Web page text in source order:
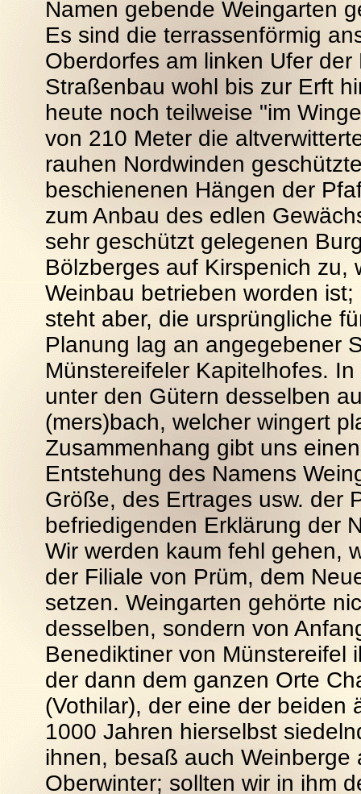
Namen gebende Weingarten
Es sind die terrassenförmig
Oberdorfes am linken Ufer
Straßenbau wohl bis zur Erft
heute noch teilweise "im
von 210 Meter die
rauhen Nordwinden
beschienenen Hängen der
zum Anbau des edlen
sehr geschützt gelegenen
Bölzberges auf Kirspenich zu,
Weinbau betrieben worden
steht aber, die ursprüngliche
Planung lag an angegebener
Münstereifeler Kapitelhofes.
unter den Gütern desselben
(mers)bach, welcher wingert
Zusammenhang gibt uns
Entstehung des Namens
Größe, des Ertrages usw. der
befriedigenden Erklärung der
Wir werden kaum fehl gehen,
der Filiale von Prüm, dem
setzen. Weingarten gehörte
desselben, sondern von
Benediktiner von Münstereifel
der dann dem ganzen Orte
(Vothilar), der eine der beiden
1000 Jahren hierselbst
ihnen, besaß auch
Oberwinter; sollten wir in ihm